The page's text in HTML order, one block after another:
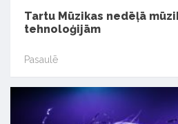
Tartu Mūzikas nedēļā
tehnoloģijām
Pasaulē